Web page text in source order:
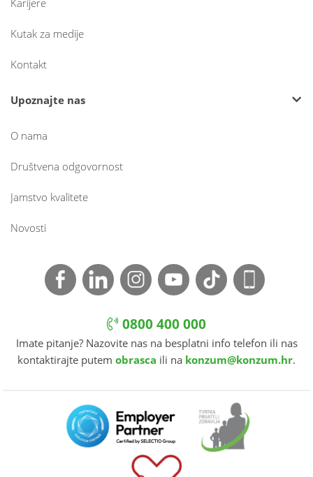
Karijere
Kutak za medije
Kontakt
Upoznajte nas
O nama
Društvena odgovornost
Jamstvo kvalitete
Novosti
0800 400 000
Imate pitanje? Nazovite nas na besplatni info telefon ili nas
kontaktirajte putem obrasca ili na konzum@konzum.hr.